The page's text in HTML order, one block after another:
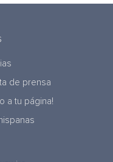
de prensa
a tu página!